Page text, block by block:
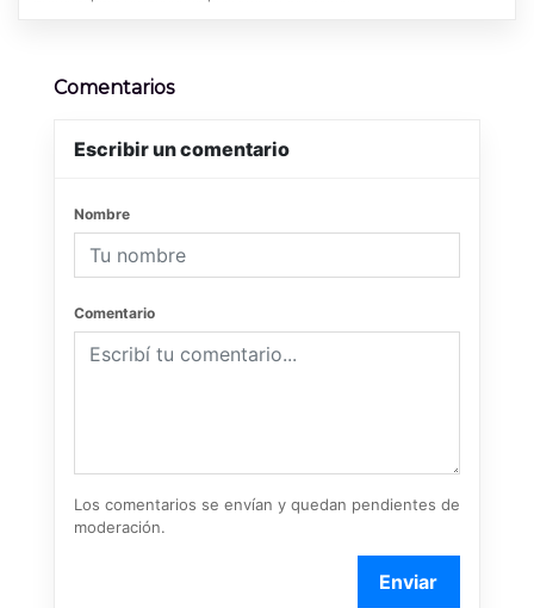
Comentarios
Escribir un comentario
Nombre
Comentario
Los comentarios se envían y quedan pendientes de
moderación.
Enviar